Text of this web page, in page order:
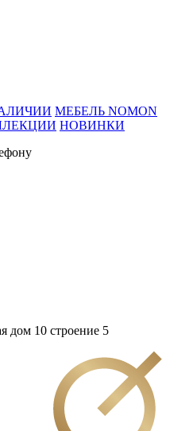
МЕБЕЛЬ NOMON
НОВИНКИ
дом 10 cтроение 5